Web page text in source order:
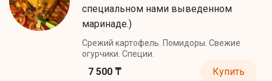
специальном нами выведенном
маринаде.)
Срежий картофель. Помидоры. Свежие
огурчики. Специи.
7 500 ₸ Купить